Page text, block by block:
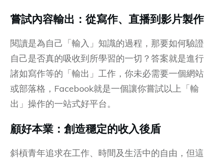
嘗試內容輸出：從寫作、直播到影片製作
閱讀是為自己「輸入」知識的過程，那要如何驗證
自己是否真的吸收到所學習的一切？答案就是進行
諸如寫作等的「輸出」工作，你未必需要一個網站
或部落格，Facebook就是一個讓你嘗試以上「輸
出」操作的一站式好平台。
顧好本業：創造穩定的收入後盾
斜槓青年追求在工作、時間及生活中的自由，但這